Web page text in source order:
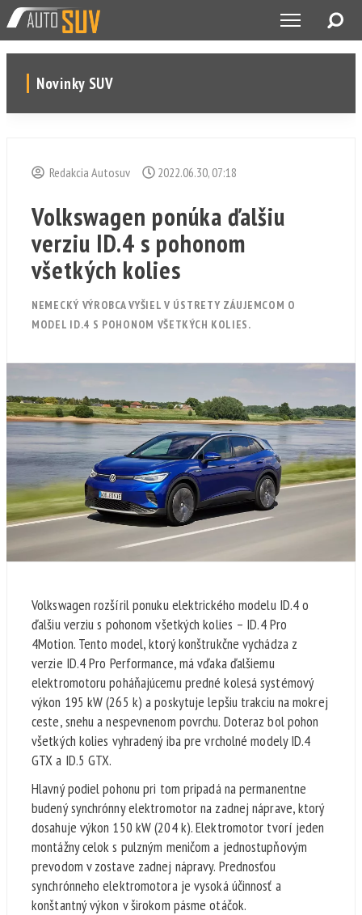
Novinky SUV
Redakcia Autosuv 2022.06.30, 07:18
Volkswagen ponúka ďalšiu
verziu ID.4 s pohonom
všetkých kolies
NEMECKÝ VÝROBCA VYŠIEL V ÚSTRETY ZÁUJEMCOM O
MODEL ID.4 S POHONOM VŠETKÝCH KOLIES.
Volkswagen rozšíril ponuku elektrického modelu ID.4 o
ďalšiu verziu s pohonom všetkých kolies – ID.4 Pro
4Motion. Tento model, ktorý konštrukčne vychádza z
verzie ID.4 Pro Performance, má vďaka ďalšiemu
elektromotoru poháňajúcemu predné kolesá systémový
výkon 195 kW (265 k) a poskytuje lepšiu trakciu na mokrej
ceste, snehu a nespevnenom povrchu. Doteraz bol pohon
všetkých kolies vyhradený iba pre vrcholné modely ID.4
GTX a ID.5 GTX.
Hlavný podiel pohonu pri tom pripadá na permanentne
budený synchrónny elektromotor na zadnej náprave, ktorý
dosahuje výkon 150 kW (204 k). Elektromotor tvorí jeden
montážny celok s pulzným meničom a jednostupňovým
prevodom v zostave zadnej nápravy. Prednosťou
synchrónneho elektromotora je vysoká účinnosť a
konštantný výkon v širokom pásme otáčok.